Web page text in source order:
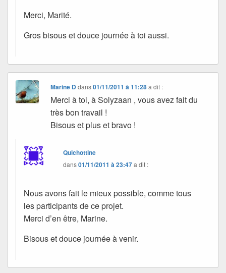
Merci, Marité.
Gros bisous et douce journée à toi aussi.
Marine Ddans01/11/2011 à 11:28 a dit :
Merci à toi, à Solyzaan , vous avez fait du
très bon travail !
Bisous et plus et bravo !
Quichottine
dans01/11/2011 à 23:47a dit :
Nous avons fait le mieux possible, comme tous
les participants de ce projet.
Merci d’en être, Marine.
Bisous et douce journée à venir.